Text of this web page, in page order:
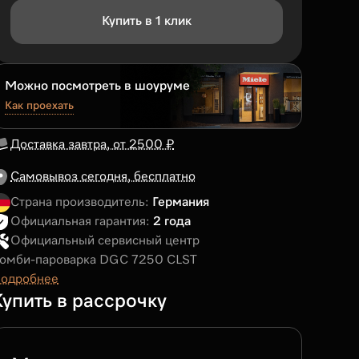
Купить в 1 клик
Можно посмотреть в шоуруме
Как проехать
Доставка завтра, от 2500 ₽
Самовывоз сегодня, бесплатно
Страна производитель: Германия
Официальная гарантия: 2 года
Официальный сервисный центр
пароварка DGC 7250 CLST
в рассрочку